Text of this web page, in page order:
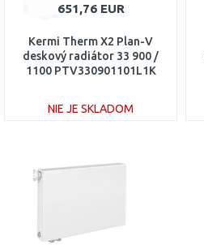
651,76 EUR
Kermi Therm X2 Plan-V
deskový radiátor 33 900 /
1100 PTV330901101L1K
NIE JE SKLADOM